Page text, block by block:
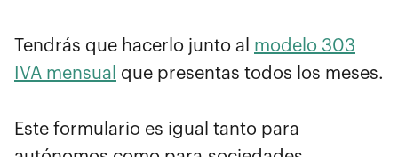
Tendrás que hacerlo junto al modelo 303
IVA mensual que presentas todos los meses.
Este formulario es igual tanto para